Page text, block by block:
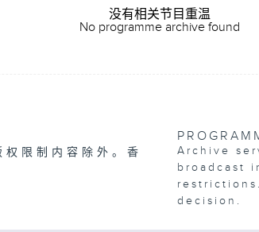
没有相关节目重温
No programme archive found
限制内容除外。香
Archive
broadcast
decision.